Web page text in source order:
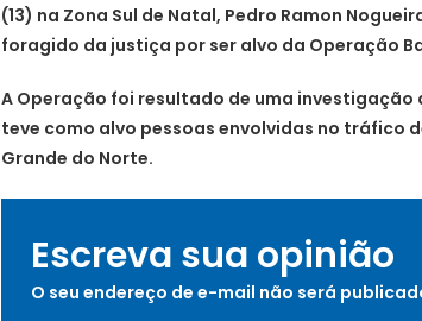
(13) na Zona Sul de Natal, Pedro Ramon
foragido da justiça por ser alvo da Operação
A Operação foi resultado de uma investigação
teve como alvo pessoas envolvidas no tráfico
Grande do Norte.
Escreva sua opinião
O seu endereço de e-mail não será